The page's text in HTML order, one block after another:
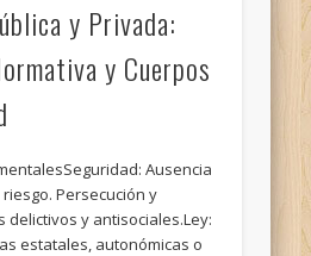
y Privada:
y Cuerpos
Ausencia
Persecución y
delictivos y antisociales.Ley:
estatales, autonómicas o